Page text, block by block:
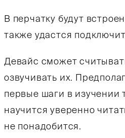
В перчатку будут
также удастся
Девайс сможет
озвучивать их.
первые шаги в изучении
научится уверенно
не понадобится.